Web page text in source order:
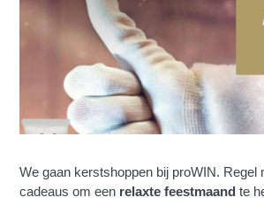
We gaan kerstshoppen bij proWIN. Regel
cadeaus om een relaxte feestmaand te